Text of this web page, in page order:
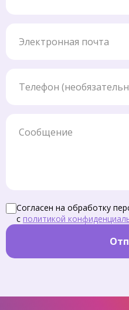
Согласен на обработку
с политикой